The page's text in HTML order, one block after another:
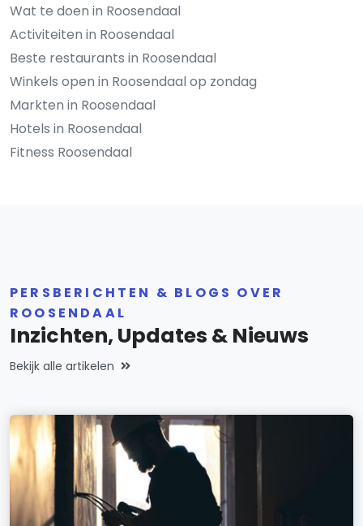
Wat te doen in Roosendaal
Activiteiten in Roosendaal
Beste restaurants in Roosendaal
Winkels open in Roosendaal op zondag
Markten in Roosendaal
Hotels in Roosendaal
Fitness Roosendaal
PERSBERICHTEN & BLOGS OVER
ROOSENDAAL
Inzichten, Updates & Nieuws
Bekijk alle artikelen